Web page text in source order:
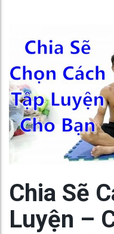
Chia Sẽ
Luyện –